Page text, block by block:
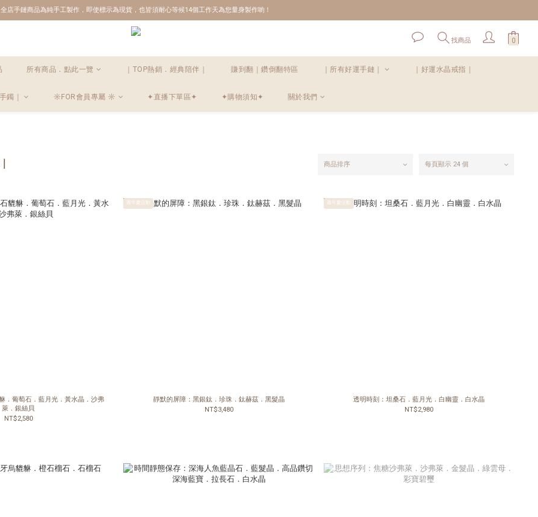
全店手鏈商品為純手工製作，即使標示為現貨，也皆須耐心等候14個工作天為您量身製作喲！
找商品
所有商品．點此一覽 ｜TOP熱銷．經典陪伴｜ 賺到翻｜鑽倒翻特區 ｜所有好運手鏈｜ ｜好運水晶戒指｜
鐲｜ ☼FOR會員專屬 ☼ ✦直播下單區✦ ✦購物須知✦ 關於我們
商品排序 每頁顯示 24 個
．葡萄石．藍月光．黃水晶．沙弗
萊．銀絲貝
NT$2,580
週年慶活動
靜默的屏障：黑銀鈦．珍珠．鈦赫茲．黑髮晶
NT$3,480
週年慶活動
透明時刻：坦桑石．藍月光．白幽靈．白水晶
NT$2,980